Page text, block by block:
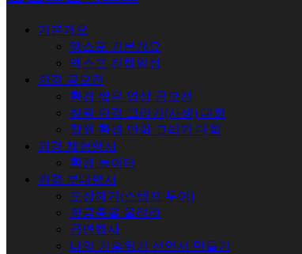
기본개요
엑스포 기본개요
엑스포 진행일정
환경 공모전
환경 짧은 영상 공모전
창원 환경 그리기(사생) 대회
창원 환경 만화 그리기 대회
환경 체험행사
환경 놀이터
환경 부대행사
도장깨기(스탬프 투어)
황금종을 울려라
공연행사
나의 기후위기 선언서 만들기